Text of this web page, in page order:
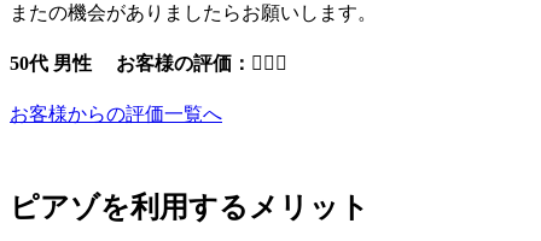
またの機会がありましたらお願いします。
50代 男性 お客様の評価：
お客様からの評価一覧へ
ピアゾを利用するメリット